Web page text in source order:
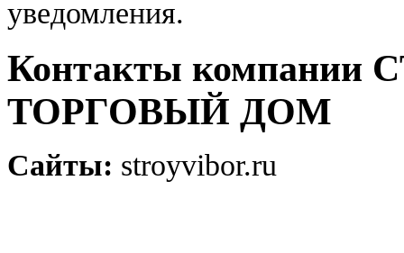
уведомления.
Контакты
ТОРГОВЫЙ ДОМ
Сайты: stroyvibor.ru